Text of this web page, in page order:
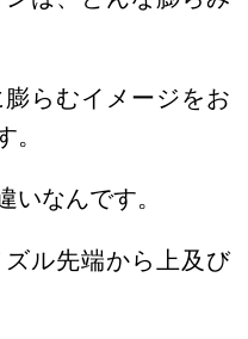
らむイメージをお
。
いなんです。
ル先端から上及び